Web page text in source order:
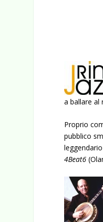
a ballare al
Proprio
pubblico
4Beat6